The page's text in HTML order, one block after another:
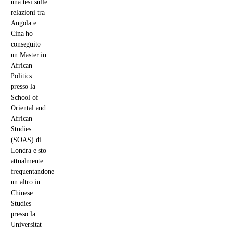
una tesi sulle
relazioni tra
Angola e
Cina ho
conseguito
un Master in
African
Politics
presso la
School of
Oriental and
African
Studies
(SOAS) di
Londra e sto
attualmente
frequentandone
un altro in
Chinese
Studies
presso la
Universitat